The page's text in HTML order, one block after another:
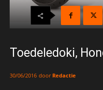
Toedeledoki,
30/06/2016 door Redactie